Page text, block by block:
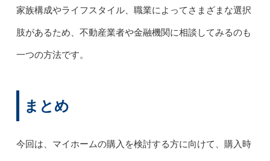
家族構成やライフスタイル、職業によってさまざまな選択
肢があるため、不動産業者や金融機関に相談してみるのも
一つの方法です。
まとめ
今回は、マイホームの購入を検討する方に向けて、購入時